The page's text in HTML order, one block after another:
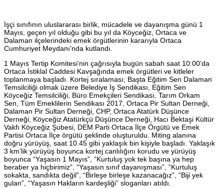
İşçi sınıfının uluslararası birlik, mücadele ve dayanışma günü 1
Mayıs, geçen yıl olduğu gibi bu yıl da Köyceğiz, Ortaca ve
Dalaman ilçelerindeki emek örgütlerinin kararıyla Ortaca
Cumhuriyet Meydanı’nda kutlandı.
1 Mayıs Tertip Komitesi’nin çağrısıyla bugün sabah saat 10:00’da
Ortaca İstiklal Caddesi Kavşağında emek örgütleri ve kitleler
toplanmaya başladı. Kortej sıralaması; Başta Eğitim Sen Dalaman
Temsilciliği olmak üzere Belediye İş Sendikası, Eğitim Sen
Köyceğiz Temsilciliği, Büro Emekçileri Sendikası, Tarım Orkam
Sen, Tüm Emeklilerin Sendikası 2017, Ortaca Pir Sultan Derneği,
Dalaman Pir Sultan Derneği, CHP, Ortaca Atatürk Düşünce
Derneği, Köyceğiz Atatürkçü Düşünce Derneği, Hacı Bektaşi Kültür
Vakfı Köyceğiz Şubesi, DEM Parti Ortaca İlçe Örgütü ve Emek
Partisi Ortaca İlçe örgütü şeklinde oluşturuldu. Miting alanına
doğru yürüyüş, saat 10.45 gibi yaklaşık bin kişiyle başladı. Yaklaşık
3 km’lik yürüyüş boyunca kortej canlılığını korudu ve yürüyüş
boyunca “Yaşasın 1 Mayıs”, “Kurtuluş yok tek başına ya hep
beraber ya hiçbirimiz”, “Yaşasın sınıf dayanışması”, “Kurtuluş
sokakta, sandıkta değil”, “Birleşe birleşe kazanacağız”, “Biji yek
gulan”, “Yaşasın Hakların kardeşliği” sloganları atıldı.